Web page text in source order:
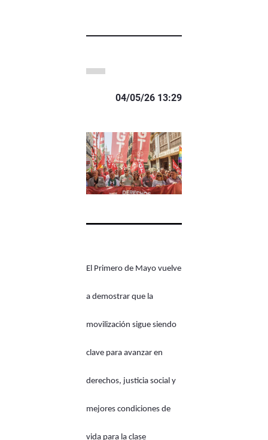
04/05/26 13:29
El Primero de Mayo vuelve
a demostrar que la
movilización sigue siendo
clave para avanzar en
derechos, justicia social y
mejores condiciones de
vida para la clase